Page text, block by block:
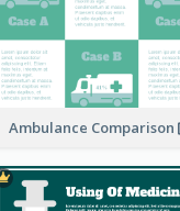
Ambulance Comparison